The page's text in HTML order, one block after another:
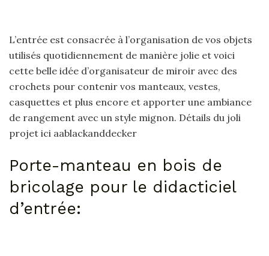
L’entrée est consacrée à l’organisation de vos objets
utilisés quotidiennement de manière jolie et voici
cette belle idée d’organisateur de miroir avec des
crochets pour contenir vos manteaux, vestes,
casquettes et plus encore et apporter une ambiance
de rangement avec un style mignon. Détails du joli
projet ici aablackanddecker
Porte-manteau en bois de
bricolage pour le didacticiel
d’entrée: